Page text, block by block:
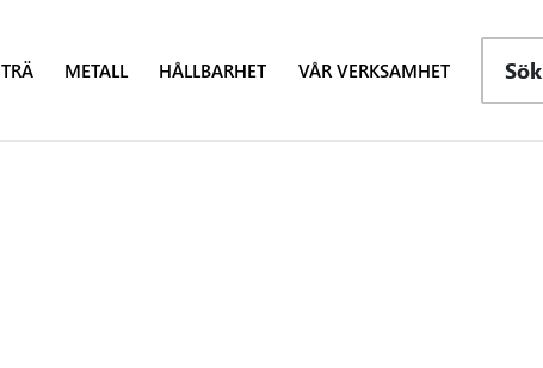
TRÄ METALL HÅLLBARHET VÅR VERKSAMHET Sök